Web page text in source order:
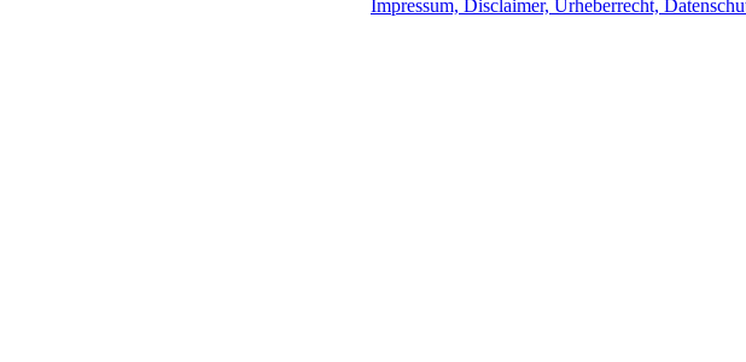
Impressum, Disclaimer, Urheberrecht,